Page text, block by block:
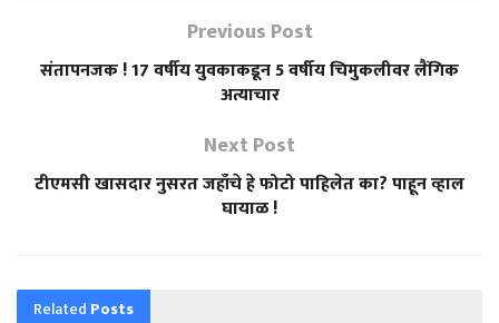
Previous Post
संतापनजक ! 17 वर्षीय युवकाकडून 5 वर्षीय चिमुकलीवर लैंगिक
अत्याचार
Next Post
टीएमसी खासदार नुसरत जहाँचे हे फोटो पाहिलेत का? पाहून व्हाल
घायाळ !
Related Posts